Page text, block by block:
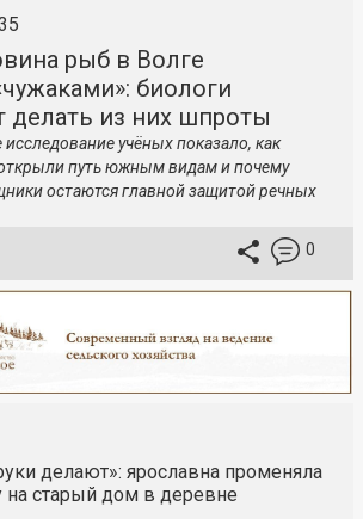
рыб в Волге
биологи
делать из них шпроты
исследование учёных показало, как
путь южным видам и почему
остаются главной защитой речных
0
делают»: ярославна променяла
на старый дом в деревне